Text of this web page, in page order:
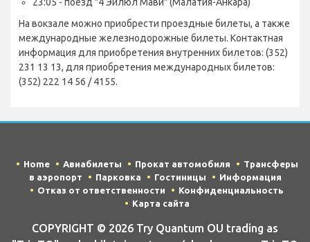
На вокзале можно приобрести проездные билеты, а также
международные железнодорожные билеты. Контактная
информация для приобретения внутренних билетов: (352)
231 13 13, для приобретения международных билетов:
(352) 222 14 56 / 4155.
Home Авиабилеты Прокат автомобиля
Трансферы
в аэропорт
Парковка Гостиницы
Информация
Отказ от ответственности
Конфиденциальность
Карта сайта
COPYRIGHT © 2026 Try Quantum OU trading as